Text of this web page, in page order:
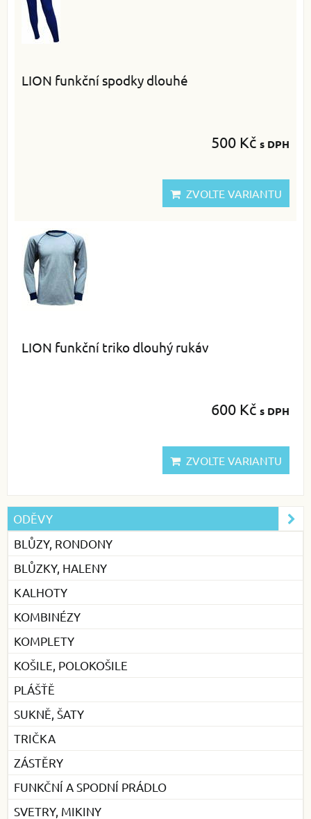
LION funkční spodky dlouhé
500 Kč s DPH
ZVOLTE VARIANTU
LION funkční triko dlouhý rukáv
600 Kč s DPH
ZVOLTE VARIANTU
ODĚVY
BLŮZY, RONDONY
BLŮZKY, HALENY
KALHOTY
KOMBINÉZY
KOMPLETY
KOŠILE, POLOKOŠILE
PLÁŠŤĚ
SUKNĚ, ŠATY
TRIČKA
ZÁSTĚRY
FUNKČNÍ A SPODNÍ PRÁDLO
SVETRY, MIKINY